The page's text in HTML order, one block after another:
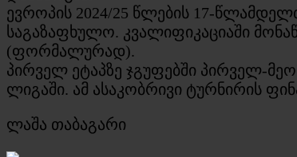
ევროპის 2024/25 წლების 17-
საგაზაფხულო. კვალიფიკაციაში
(ფორმალურად).
პირველ ეტაპზე ჯგუფებში პირველ-
ლიგაში. ამ ასაკობრივი ტურნირის
ლაშა თაბაგარი